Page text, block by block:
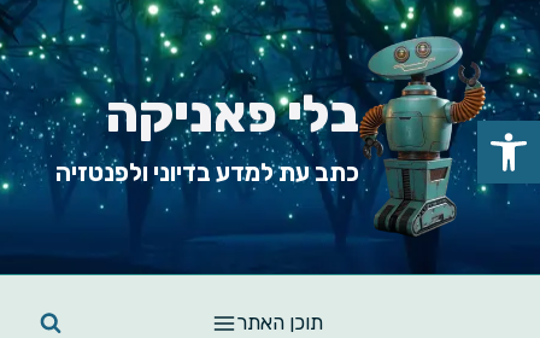
Skip
to
content
בלי פאניקה
כתב עת למדע בדיוני ולפנטזיה
תוכן האתר
פתח סרגל נגישות